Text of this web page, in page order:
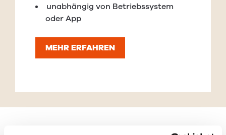
unabhängig von Betriebssystem
oder App
MEHR ERFAHREN